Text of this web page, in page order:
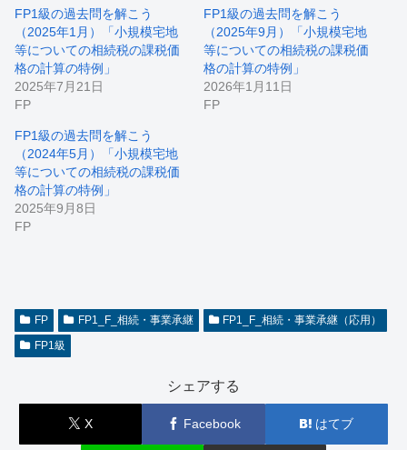
FP1級の過去問を解こう
（2025年1月）「小規模宅地
等についての相続税の課税価
格の計算の特例」
2025年7月21日
FP
FP1級の過去問を解こう
（2025年9月）「小規模宅地
等についての相続税の課税価
格の計算の特例」
2026年1月11日
FP
FP1級の過去問を解こう
（2024年5月）「小規模宅地
等についての相続税の課税価
格の計算の特例」
2025年9月8日
FP
FP FP1_F_相続・事業承継
FP1_F_相続・事業承継（応用）
FP1級
シェアする
X Facebook はてブ